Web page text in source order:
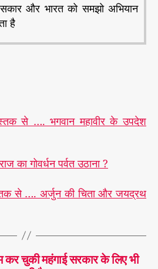
और भारत को समझो अभियान
है
से …. भगवान महावीर के उपदेश
का गोवर्धन पर्वत उठाना ?
से …. अर्जुन की चिता और जयद्रथ
कर चुकी महंगाई सरकार के लिए भी